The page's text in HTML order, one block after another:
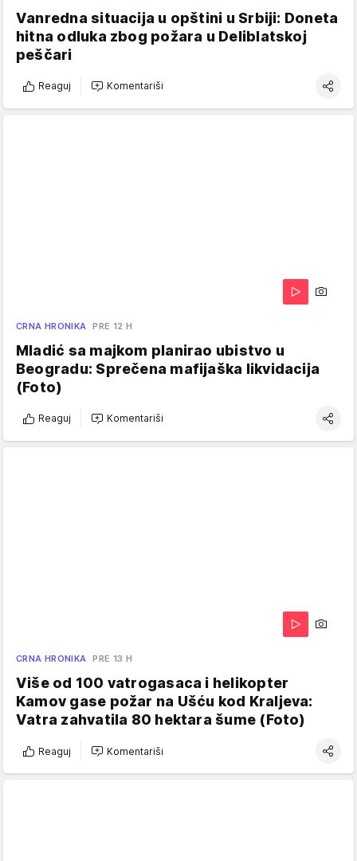
Vanredna situacija u opštini u Srbiji: Doneta
hitna odluka zbog požara u Deliblatskoj
peščari
Reaguj Komentariši
CRNA HRONIKA PRE 12 H
Mladić sa majkom planirao ubistvo u
Beogradu: Sprečena mafijaška likvidacija
(Foto)
Reaguj Komentariši
CRNA HRONIKA PRE 13 H
Više od 100 vatrogasaca i helikopter
Kamov gase požar na Ušću kod Kraljeva:
Vatra zahvatila 80 hektara šume (Foto)
Reaguj Komentariši